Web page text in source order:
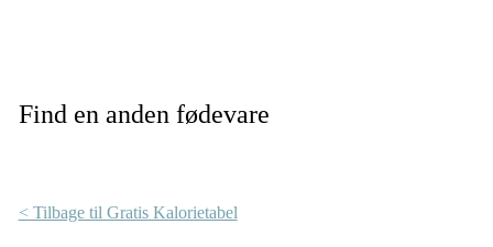
Find en anden fødevare
< Tilbage til Gratis Kalorietabel